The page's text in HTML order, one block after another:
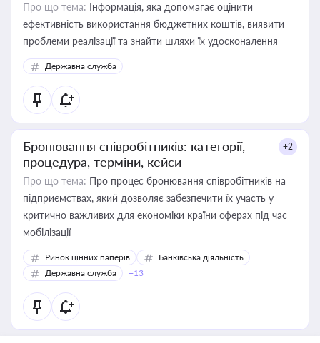
Про що тема: Інформація, яка допомагає оцінити
ефективність використання бюджетних коштів, виявити
проблеми реалізації та знайти шляхи їх удосконалення
Державна служба
Бронювання співробітників: категорії,
процедура, терміни, кейси
+2
Про що тема: Про процес бронювання співробітників на
підприємствах, який дозволяє забезпечити їх участь у
критично важливих для економіки країни сферах під час
мобілізації
Ринок цінних паперів
Банківська діяльність
Державна служба
+13